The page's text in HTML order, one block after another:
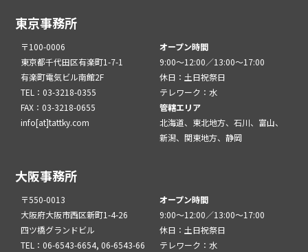
東京事務所
〒100-0006
東京都千代田区有楽町1-7-1
有楽町電気ビル南館2F
TEL：03-3218-0355
FAX：03-3218-0655
info[at]tattky.com
オープン時間
9:00～12:00／13:00～17:00
休日：土日祝祭日
テレワーク：水
管轄エリア
北海道、東北地方、石川、富山、
新潟、関東地方、静岡
大阪事務所
〒550-0013
大阪府大阪市西区新町1-4-26
四ツ橋グランドビル
TEL：06-6543-6654, 06-6543-66
オープン時間
9:00～12:00／13:00～17:00
休日：土日祝祭日
テレワーク：水